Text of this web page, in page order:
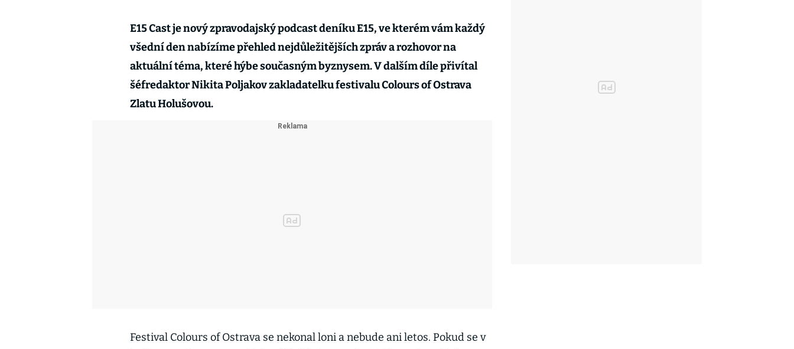
E15 Cast je nový zpravodajský podcast deníku E15, ve kterém vám každý
všední den nabízíme přehled nejdůležitějších zpráv a rozhovor na
aktuální téma, které hýbe současným byznysem. V dalším díle přivítal
šéfredaktor Nikita Poljakov zakladatelku festivalu Colours of Ostrava
Zlatu Holušovou.
Festival Colours of Ostrava se nekonal loni a nebude ani letos. Pokud se v